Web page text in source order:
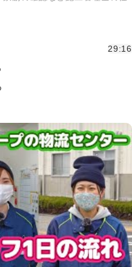
29:16